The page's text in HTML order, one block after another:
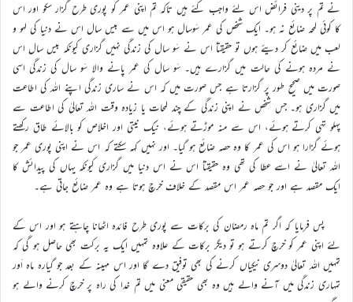
نے تم پر دینی فرائض اس لئے واجب کئے ہیں تاکہ تم اپنی عمر کو پوری طرح گزار سکو اور اس
کا کوئی لمحہ ضائع نہ ہو۔ ایک شخص کی عمر سَوسال ہو اس میں سے بیس سال اس نے دنیا کی لہو و
لعب میں ضائع کر دیئے ہوں تو حقیقتاً اس نے سَو سال کی زندگی نہیں گزاری کیونکہ بیس سال اس
نے مردہ ہونے کی حالت میں گزارے ہیں۔ سَو سال کی عمر پانے والا سَو سال کی زندگی اسی
صورت میں صحیح طور پر گزارتا ہے جس صورت میں کہ اس نے ساری زندگی اپنے اللہ کی اطاعت
میں گزاری ہو۔ جس شخص نے اپنی زندگی کے چند لمحات یا زیادہ وقت اللہ تعالیٰ کی اطاعت سے
پہلو تہی کرتے ہوئے، اس سے منہ موڑتے ہوئے، نیک نیتی اور اخلاص کو بالائے طاق رکھتے
ہوئے گزارا ہو اس کی عمر کا وہ حصہ ضائع ہو گیا۔ اور نہیں کہہ سکتے کہ اس نے اپنی پوری عمر جو
اللہ تعالیٰ نے اسے عطا کی تھی وہ حقیقتاً اس نے اس دنیا میں گزاری کیونکہ یہاں کی پیدائش کا
ایک مقصد ہے اور جو حصہ عمر اس مقصد کے خلاف خرچ ہوتا ہے وہ عمر ضائع جاتی ہے۔
پس فرمایا کہ اگر تم ماہ رمضان کی برکات سے پوری طرح فائدہ اٹھانا چاہتے ہو اور اس کے
لئے اپنی عمر کو خرچ کرتے ہو تو دیگر برکات کے علاوہ تمہیں ایک یہ برکت بھی حاصل ہو گی کہ
تمہیں اللہ تعالیٰ دوسری نیکیاں کرنے کی بھی توفیق دے گا اور اس مہینہ کے بعد جو گیارہ ماہ اَور
تمہاری زندگی میں آنے والے ہیں وہ بھی حقیقی معنی میں تم خدا کی راہ پر خرچ کرنے والے ہو